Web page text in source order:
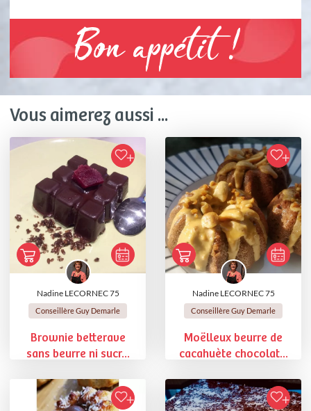
Bon appétit !
Vous aimerez aussi ...
Nadine LECORNEC 75
Conseillère Guy Demarle
Brownie betterave
sans beurre ni sucr...
Nadine LECORNEC 75
Conseillère Guy Demarle
Moëlleux beurre de
cacahuète chocolat...